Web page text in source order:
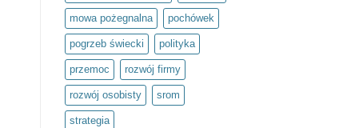
mowa pożegnalna pochówek
pogrzeb świecki polityka
przemoc rozwój firmy
rozwój osobisty srom
strategia